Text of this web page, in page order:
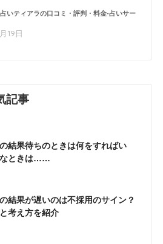
いティアラの口コミ・評判・料金-占いサー
19日
記事
結果待ちのときは何をすればい
なときは……
結果が遅いのは不採用のサイン？
考え方を紹介